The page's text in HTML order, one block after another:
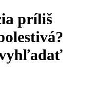
príliš